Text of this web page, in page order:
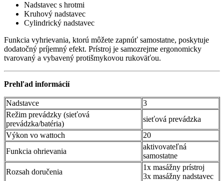
Nadstavec s hrotmi
Kruhový nadstavec
Cylindrický nadstavec
Funkcia vyhrievania, ktorú môžete zapnúť samostatne, poskytuje
dodatočný príjemný efekt. Prístroj je samozrejme ergonomicky
tvarovaný a vybavený protišmykovou rukoväťou.
Prehľad informácií
Nadstavce
3
Režim prevádzky (sieťová
prevádzka/batéria)
sieťová prevádzka
Výkon vo wattoch
20
Funkcia ohrievania
aktivovateľná
samostatne
Rozsah doručenia
1x masážny prístroj
3x masážny nadstavec